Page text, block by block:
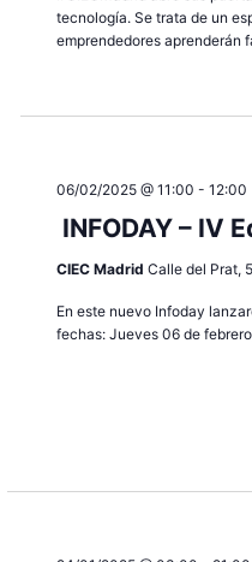
tecnología. Se trata de un
emprendedores aprenderán
06/02/2025 @ 11:00 - 12:00
INFODAY – IV
CIEC Madrid Calle del Prat,
En este nuevo Infoday
fechas: Jueves 06 de